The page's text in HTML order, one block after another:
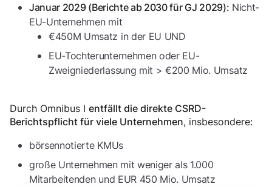
Januar 2029 (Berichte ab 2030 für GJ 2029): Nicht-
EU-Unternehmen mit
€450M Umsatz in der EU UND
EU-Tochterunternehmen oder EU-
Zweigniederlassung mit > €200 Mio. Umsatz
Durch Omnibus I entfällt die direkte CSRD-
Berichtspflicht für viele Unternehmen, insbesondere:
börsennotierte KMUs
große Unternehmen mit weniger als 1.000
Mitarbeitenden und EUR 450 Mio. Umsatz